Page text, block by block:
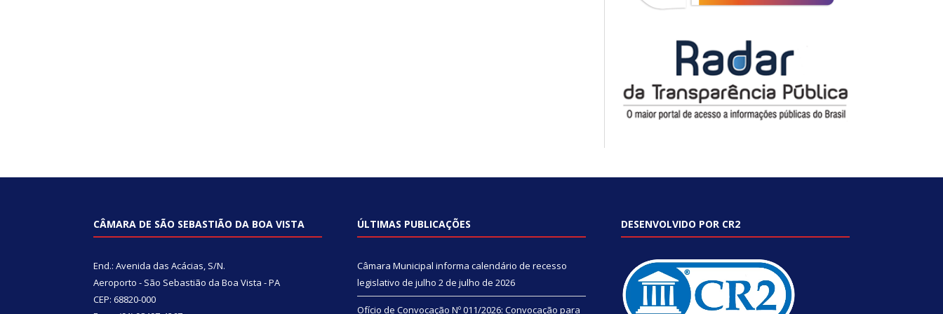
CÂMARA DE SÃO SEBASTIÃO DA BOA VISTA
End.: Avenida das Acácias, S/N.
Aeroporto - São Sebastião da Boa Vista - PA
CEP: 68820-000
ÚLTIMAS PUBLICAÇÕES
Câmara Municipal informa calendário de recesso
legislativo de julho 2 de julho de 2026
Ofício de Convocação Nº 011/2026: Convocação para
DESENVOLVIDO POR CR2